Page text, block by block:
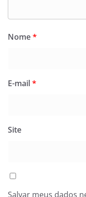
Nome*
E-mail*
Site
Salvar meus dados